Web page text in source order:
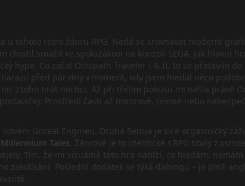
tohoto retro žánru RPG. Nedá se srovnávat moderní
smažit ke spolužákovi na konzoli SEGA. Jak hlavní
hype. Co začal Octopath Traveler I & II, to se přetavilo do
před pár dny v moment, kdy jsem hledal něco
z toho hrát nechci. Až při třetím pokusu mi našla právě
Prostředí časti až hororové, temné nebo
Unreal Engineu. Druhá Senua je sice orgasmický
Tales . Žánrově je to identické s RPG tituly z
Tím, že mi vizuálně tato hra nabízí, co hledám,
zakolísání. Poslední dodatek se týká dabingu – je plně